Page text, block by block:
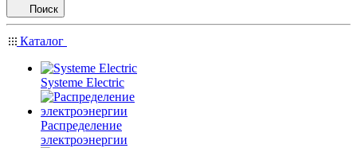
Поиск
Каталог
Systeme Electric
Распределение
электроэнергии